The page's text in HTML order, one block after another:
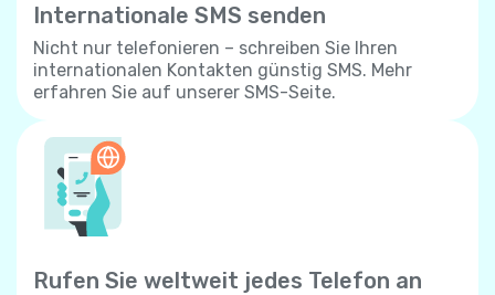
Internationale SMS senden
Nicht nur telefonieren – schreiben Sie Ihren
internationalen Kontakten günstig SMS. Mehr
erfahren Sie auf unserer SMS-Seite.
Rufen Sie weltweit jedes Telefon an